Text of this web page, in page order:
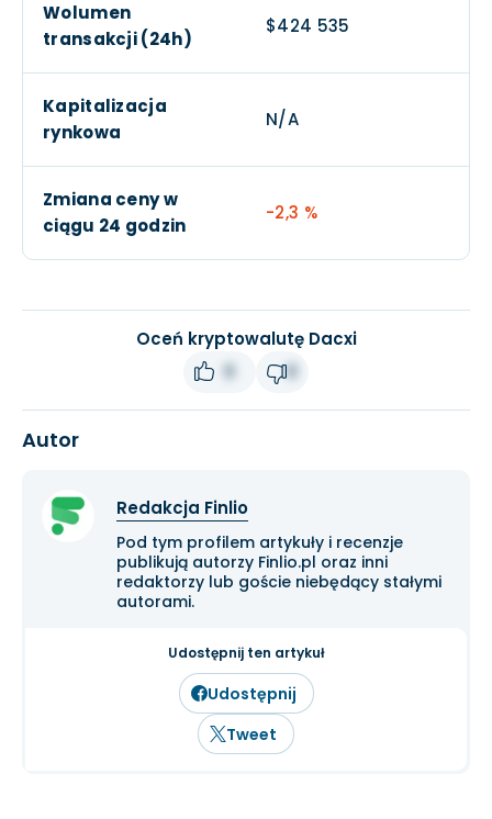
Wolumen
transakcji (24h)
$424 535
Kapitalizacja
rynkowa
N/A
Zmiana ceny w
ciągu 24 godzin
-2,3 %
Oceń kryptowalutę Dacxi
Autor
Redakcja Finlio
Pod tym profilem artykuły i recenzje
publikują autorzy Finlio.pl oraz inni
redaktorzy lub goście niebędący stałymi
autorami.
Udostępnij ten artykuł
Udostępnij
Tweet